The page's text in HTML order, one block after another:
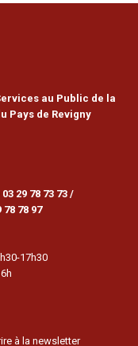
au Public de la
Pays de Revigny
29 78 73 73 /
78 97
17h30
à la newsletter